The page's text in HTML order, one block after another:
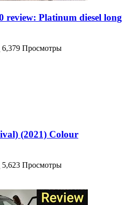
review: Platinum diesel long
6,379 Просмотры
(2021) Colour
5,623 Просмотры